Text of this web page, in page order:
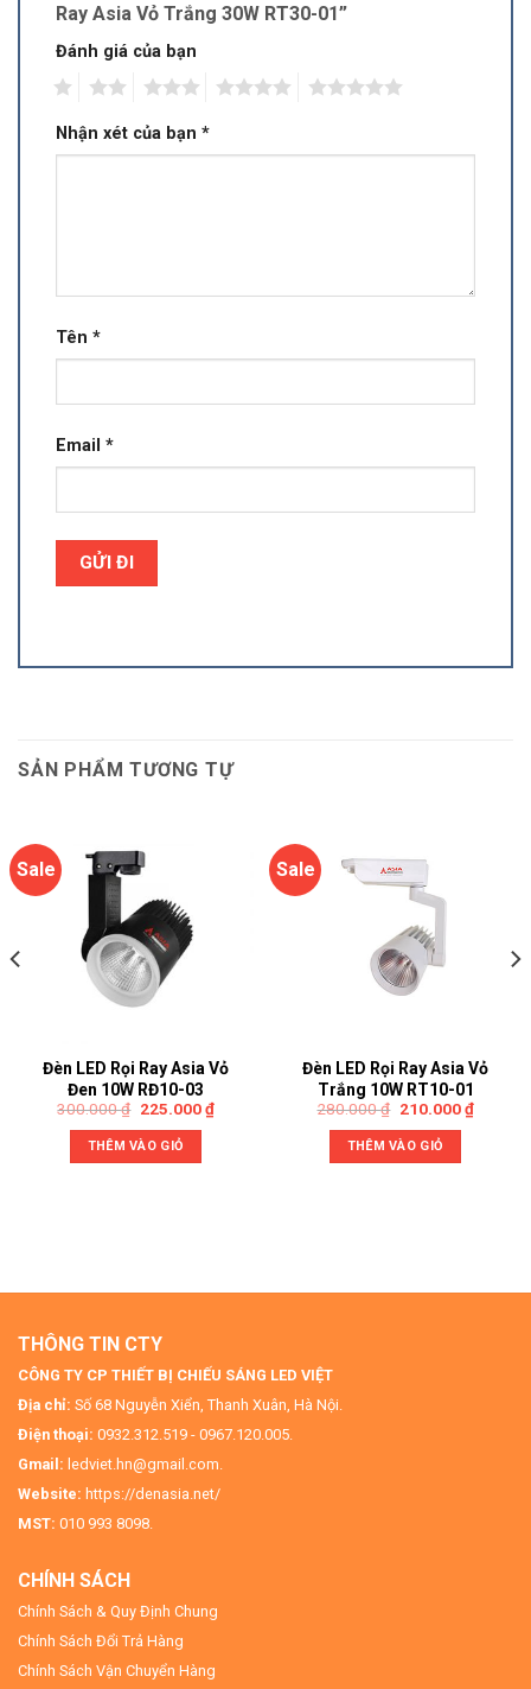
Ray Asia Vỏ Trắng 30W RT30-01”
Đánh giá của bạn
Nhận xét của bạn *
Tên *
Email *
SẢN PHẨM TƯƠNG TỰ
Sale
Đèn LED Rọi Ray Asia Vỏ
Đen 10W RĐ10-03
300.000₫ 225.000₫
THÊM VÀO GIỎ
Sale
Đèn LED Rọi Ray Asia Vỏ
Trắng 10W RT10-01
280.000₫ 210.000₫
THÊM VÀO GIỎ
THÔNG TIN CTY
CÔNG TY CP THIẾT BỊ CHIẾU SÁNG LED VIỆT
Địa chỉ: Số 68 Nguyễn Xiển, Thanh Xuân, Hà Nội.
Điện thoại: 0932.312.519 - 0967.120.005.
Gmail: ledviet.hn@gmail.com.
Website: https://denasia.net/
MST: 010 993 8098.
CHÍNH SÁCH
Chính Sách & Quy Định Chung
Chính Sách Đổi Trả Hàng
Chính Sách Vận Chuyển Hàng